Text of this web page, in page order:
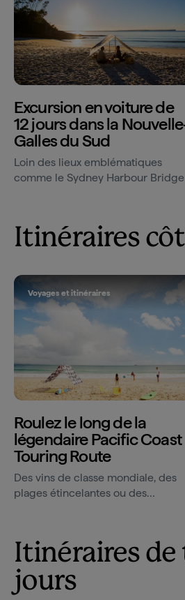
Excursion en voiture de
12 jours dans la
Galles du Sud
Loin des lieux emblématiques
comme le Sydney Harbour
mondiale,...
Itinéraires
Voyages et itinéraires
Roulez le long de la
légendaire Pacific Coast
Touring Route
Des vins de classe mondiale, des
plages étincelantes ou des
côte...
Itinéraires de
jours